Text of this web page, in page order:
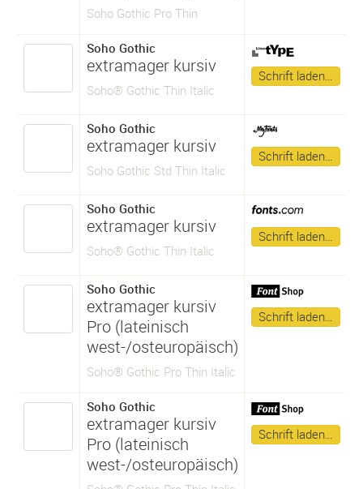
Soho Gothic Pro Thin
Soho Gothic
extramager kursiv
Soho® Gothic Thin Italic
Schrift laden…
Soho Gothic
extramager kursiv
Soho Gothic Std Thin Italic
Schrift laden…
Soho Gothic
extramager kursiv
Soho® Gothic Thin Italic
Schrift laden…
Soho Gothic
extramager kursiv
Pro (lateinisch
west-/osteuropäisch)
Soho® Gothic Pro Thin Italic
Schrift laden…
Soho Gothic
extramager kursiv
Pro (lateinisch
west-/osteuropäisch)
Schrift laden…